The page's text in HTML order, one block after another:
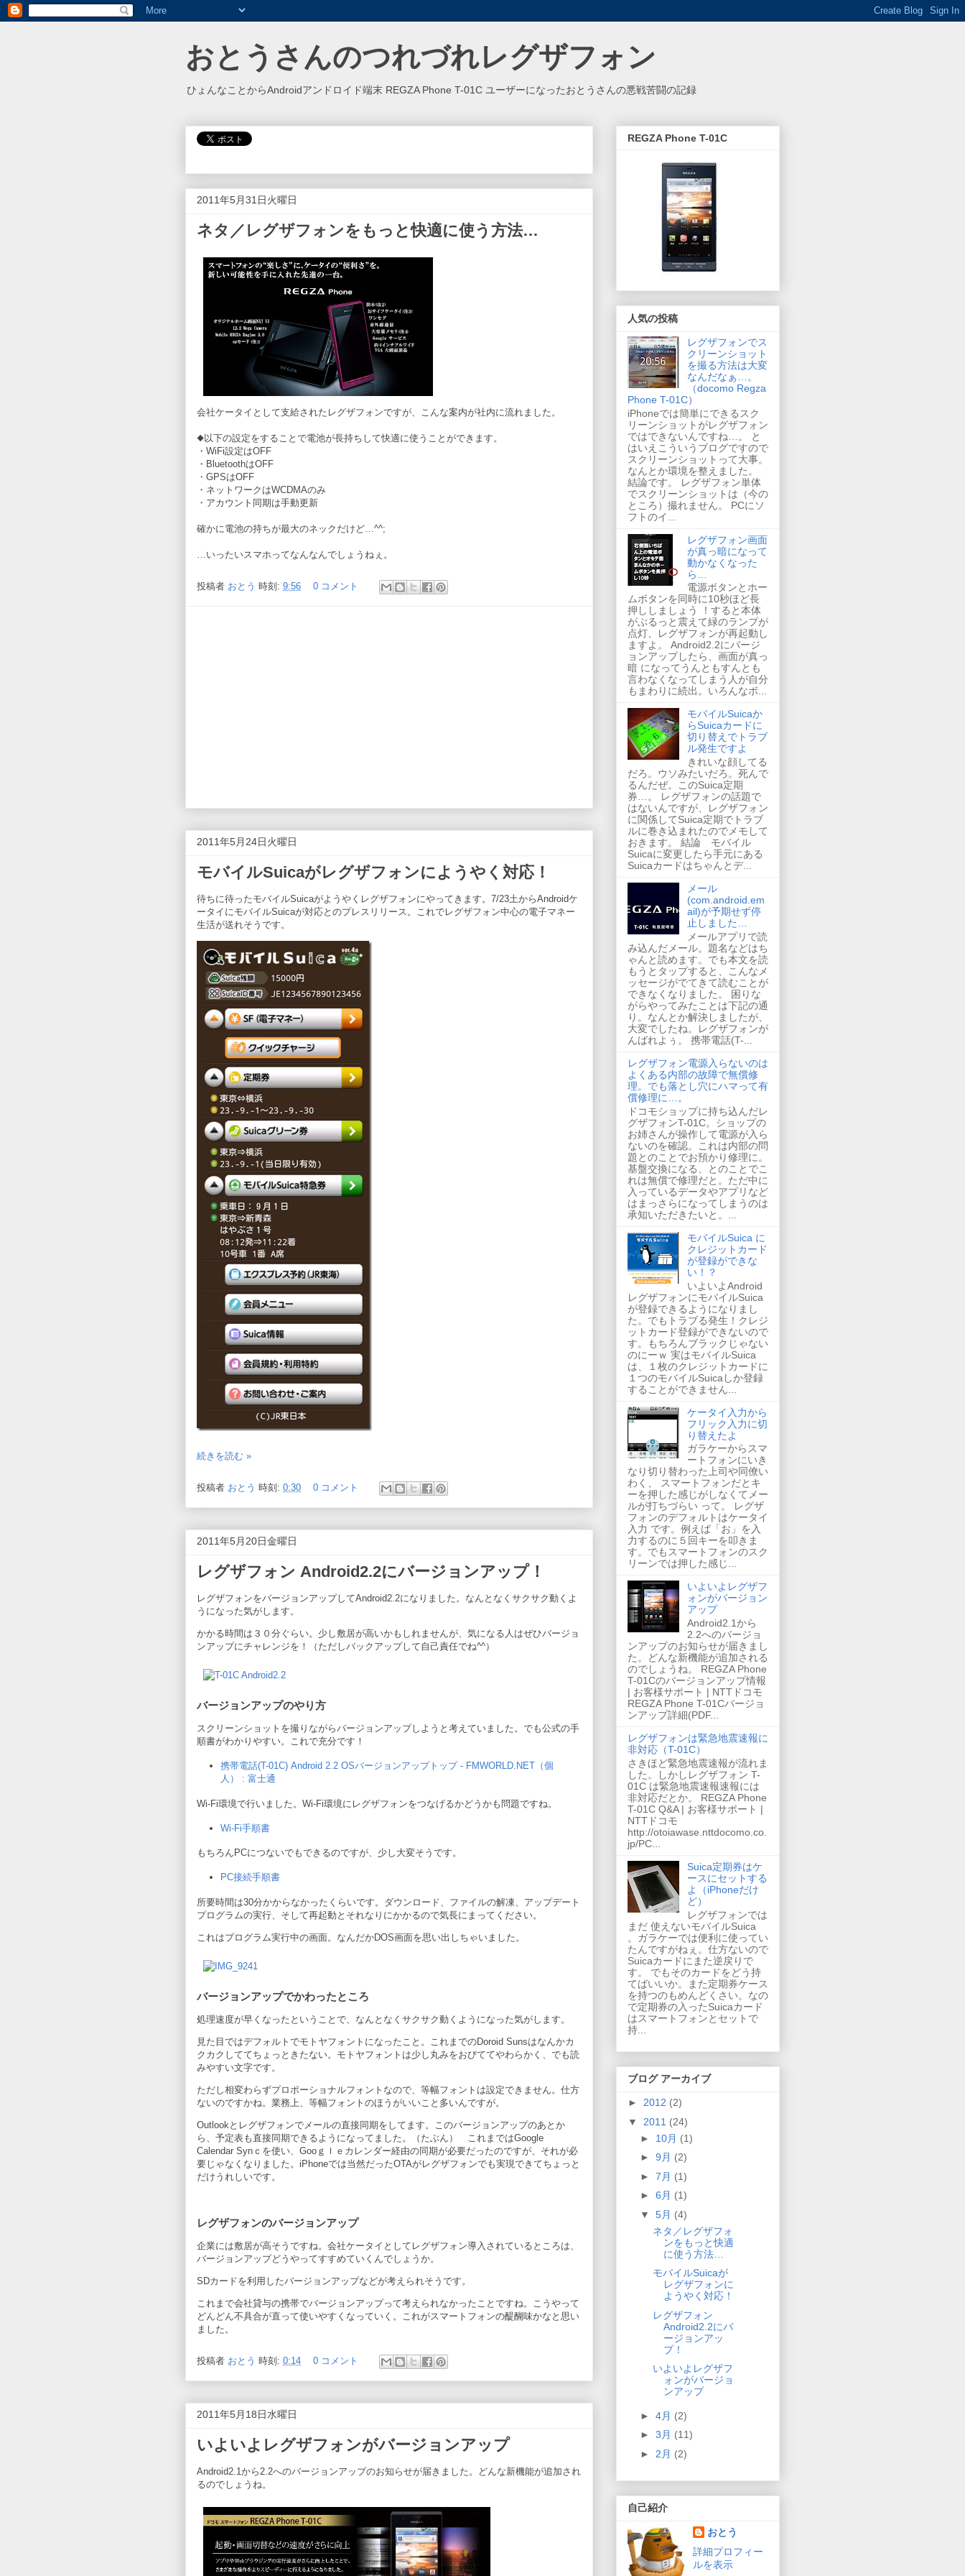
おとうさんのつれづれレグザフォン
ひょんなことからAndroidアンドロイド端末 REGZA Phone T-01C ユーザーになったおとうさんの悪戦苦闘の記録
2011年5月31日火曜日
ネタ／レグザフォンをもっと快適に使う方法…
会社ケータイとして支給されたレグザフォンですが、こんな案内が社内に流れました。
◆以下の設定をすることで電池が長持ちして快適に使うことができます。
・WiFi設定はOFF
・BluetoothはOFF
・GPSはOFF
・ネットワークはWCDMAのみ
・アカウント同期は手動更新
確かに電池の持ちが最大のネックだけど…^^;
…いったいスマホってなんなんでしょうねぇ。
投稿者 おとう 時刻: 9:56 0 コメント
2011年5月24日火曜日
モバイルSuicaがレグザフォンにようやく対応！
待ちに待ったモバイルSuicaがようやくレグザフォンにやってきます。7/23土からAndroidケ
ータイにモバイルSuicaが対応とのプレスリリース。これでレグザフォン中心の電子マネー
生活が送れそうです。
続きを読む »
投稿者 おとう 時刻: 0:30 0 コメント
2011年5月20日金曜日
レグザフォン Android2.2にバージョンアップ！
レグザフォンをバージョンアップしてAndroid2.2になりました。なんとなくサクサク動くよ
うになった気がします。
かかる時間は３０分ぐらい。少し敷居が高いかもしれませんが、気になる人はぜひバージョ
ンアップにチャレンジを！（ただしバックアップして自己責任でね^^）
バージョンアップのやり方
スクリーンショットを撮りながらバージョンアップしようと考えていました。でも公式の手
順書がわかりやすい。これで充分です！
携帯電話(T-01C) Android 2.2 OSバージョンアップトップ - FMWORLD.NET（個
人） : 富士通
Wi-Fi環境で行いました。Wi-Fi環境にレグザフォンをつなげるかどうかも問題ですね。
Wi-Fi手順書
もちろんPCにつないでもできるのですが、少し大変そうです。
PC接続手順書
所要時間は30分かからなかったくらいです。ダウンロード、ファイルの解凍、アップデート
プログラムの実行、そして再起動とそれなりにかかるので気長にまってください。
これはプログラム実行中の画面。なんだかDOS画面を思い出しちゃいました。
バージョンアップでかわったところ
処理速度が早くなったということで、なんとなくサクサク動くようになった気がします。
見た目ではデフォルトでモトヤフォントになったこと。これまでのDoroid Sunsはなんかカ
クカクしててちょっときたない。モトヤフォントは少し丸みをおびててやわらかく、でも読
みやすい文字です。
ただし相変わらずプロポーショナルフォントなので、等幅フォントは設定できません。仕方
ないのですかね。業務上、等幅フォントのほうがいいこと多いんですが。
Outlookとレグザフォンでメールの直接同期をしてます。このバージョンアップのあとか
ら、予定表も直接同期できるようになってました。（たぶん） これまではGoogle
Calendar Synｃを使い、Gooｇｌｅカレンダー経由の同期が必要だったのですが、それが必
要じゃなくなりました。iPhoneでは当然だったOTAがレグザフォンでも実現できてちょっと
だけうれしいです。
レグザフォンのバージョンアップ
企業には敷居が高そうですね。会社ケータイとしてレグザフォン導入されているところは、
バージョンアップどうやってすすめていくんでしょうか。
SDカードを利用したバージョンアップなどが考えられそうです。
これまで会社貸与の携帯でバージョンアップって考えられなかったことですね。こうやって
どんどん不具合が直って使いやすくなっていく。これがスマートフォンの醍醐味かなと思い
ました。
投稿者 おとう 時刻: 0:14 0 コメント
2011年5月18日水曜日
いよいよレグザフォンがバージョンアップ
Android2.1から2.2へのバージョンアップのお知らせが届きました。どんな新機能が追加され
るのでしょうね。
REGZA Phone T-01C
人気の投稿
レグザフォンでス
クリーンショット
を撮る方法は大変
なんだなぁ…。
（docomo Regza
Phone T-01C）
iPhoneでは簡単にできるスク
リーンショットがレグザフォン
ではできないんですね…。 と
はいえこういうブログですので
スクリーンショットって大事。
なんとか環境を整えました。
結論です。 レグザフォン単体
でスクリーンショットは（今の
ところ）撮れません。 PCにソ
フトのイ...
レグザフォン画面
が真っ暗になって
動かなくなった
ら…
電源ボタンとホー
ムボタンを同時に10秒ほど長
押ししましょう ！すると本体
がぶるっと震えて緑のランプが
点灯、レグザフォンが再起動し
ますよ。 Android2.2にバージ
ョンアップしたら、画面が真っ
暗 になってうんともすんとも
言わなくなってしまう人が自分
もまわりに続出。いろんなボ...
モバイルSuicaか
らSuicaカードに
切り替えでトラブ
ル発生ですよ
きれいな顔してる
だろ。ウソみたいだろ。死んで
るんだぜ。このSuica定期
券…。 レグザフォンの話題で
はないんですが、レグザフォン
に関係してSuica定期でトラブ
ルに巻き込まれたのでメモして
おきます。 結論 モバイル
Suicaに変更したら手元にある
Suicaカードはちゃんとデ...
メール
(com.android.em
ail)が予期せず停
止しました…
メールアプリで読
み込んだメール。題名などはち
ゃんと読めます。でも本文を読
もうとタップすると、こんなメ
ッセージがでてきて読むことが
できなくなりました。 困りな
がらやってみたことは下記の通
り。なんとか解決しましたが、
大変でしたね。レグザフォンが
んばれよぅ。 携帯電話(T-...
レグザフォン電源入らないのは
よくある内部の故障で無償修
理。でも落とし穴にハマって有
償修理に…。
ドコモショップに持ち込んだレ
グザフォンT-01C。ショップの
お姉さんが操作して電源が入ら
ないのを確認。これは内部の問
題とのことでお預かり修理に。
基盤交換になる、とのことでこ
れは無償で修理だと。ただ中に
入っているデータやアプリなど
はまっさらになってしまうのは
承知いただきたいと。...
モバイルSuica に
クレジットカード
が登録ができな
い！？
いよいよAndroid
レグザフォンにモバイルSuica
が登録できるようになりまし
た。でもトラブる発生！クレジ
ットカード登録ができないので
す。もちろんブラックじゃない
のにーｗ 実はモバイルSuica
は、１枚のクレジットカードに
１つのモバイルSuicaしか登録
することができません...
ケータイ入力から
フリック入力に切
り替えたよ
ガラケーからスマ
ートフォンにいき
なり切り替わった上司や同僚い
わく、 スマートフォンだとキ
ーを押した感じがしなくてメー
ルが打ちづらい って。 レグザ
フォンのデフォルトはケータイ
入力 です。例えば「お」を入
力するのに５回キーを叩きま
す。でもスマートフォンのスク
リーンでは押した感じ...
いよいよレグザフ
ォンがバージョン
アップ
Android2.1から
2.2へのバージョ
ンアップのお知らせが届きまし
た。どんな新機能が追加される
のでしょうね。 REGZA Phone
T-01Cのバージョンアップ情報
| お客様サポート | NTTドコモ
REGZA Phone T-01Cバージョ
ンアップ詳細(PDF...
レグザフォンは緊急地震速報に
非対応（T-01C）
さきほど緊急地震速報が流れま
した。しかしレグザフォン T-
01C は緊急地震速報速報には
非対応だとか。 REGZA Phone
T-01C Q&A | お客様サポート |
NTTドコモ
http://otoiawase.nttdocomo.co.
jp/PC...
Suica定期券はケ
ースにセットする
よ（iPhoneだけ
ど）
レグザフォンでは
まだ 使えないモバイルSuica
。ガラケーでは便利に使ってい
たんですがねぇ。仕方ないので
Suicaカードにまた逆戻りで
す。 でもそのカードをどう持
てばいいか。また定期券ケース
を持つのもめんどくさい。なの
で定期券の入ったSuicaカード
はスマートフォンとセットで
持...
ブログ アーカイブ
► 2012 (2)
▼ 2011 (24)
► 10月 (1)
► 9月 (2)
► 7月 (1)
► 6月 (1)
▼ 5月 (4)
ネタ／レグザフォ
ンをもっと快適
に使う方法…
モバイルSuicaが
レグザフォンに
ようやく対応！
レグザフォン
Android2.2にバ
ージョンアッ
プ！
いよいよレグザフ
ォンがバージョ
ンアップ
► 4月 (2)
► 3月 (11)
► 2月 (2)
自己紹介
おとう
詳細プロフィー
ルを表示